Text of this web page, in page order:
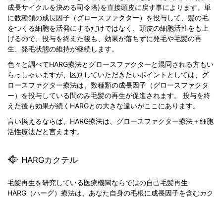
成長サイクルを決める司令塔)を直接頭皮に戻す事によります。単
に数種類の成長因子（グロースファクター）を投与して、髪の毛
をつくる細胞を活発にするだけではなく、頭皮の細胞活性をも上
げるので、投与を終えた後も、効果が落ちずに発毛や毛髪の再
生、発毛状態の維持が継続します。
色々と調べてHARG療法とグロースファクターと混同される方もい
らっしゃいますが、区別していただきたいポイントとしては、グ
ロースファクター療法は、数種類の成長因子（グロースファクタ
ー）を投与している間のみ毛髪の再生が促進されます。 投与を終
えた後も効果が続くHARGとの大きな違いがここにあります。
言い換えるならば、HARG療法は、グロースファクター療法＋細胞
活性療法だと言えます。
HARGカクテル
毛髪再生を研究している医療機関ならではの自己毛髪再生
HARG（ハーグ）療法は、あなた自身の毛根に成長因子を含むカク